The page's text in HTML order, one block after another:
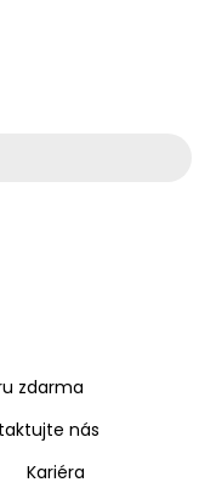
zdarma
nás
Kariéra